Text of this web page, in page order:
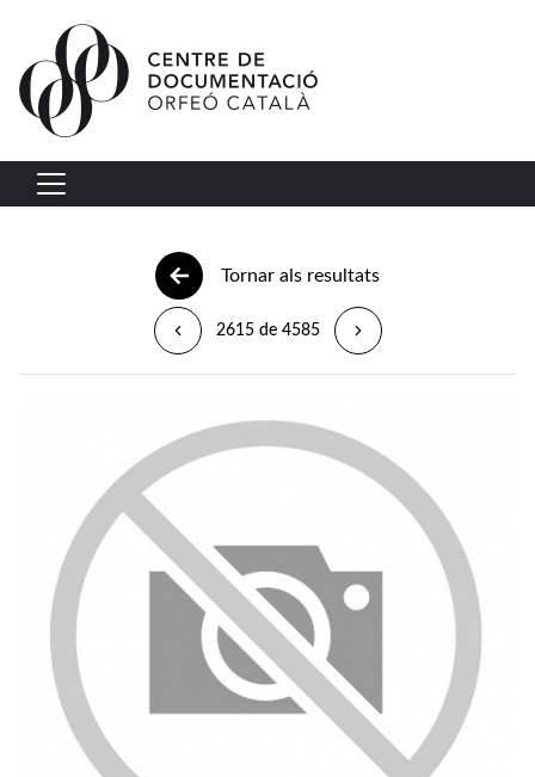
Vés al contingut
Navegació principal
Tornar als resultats
2615 de 4585